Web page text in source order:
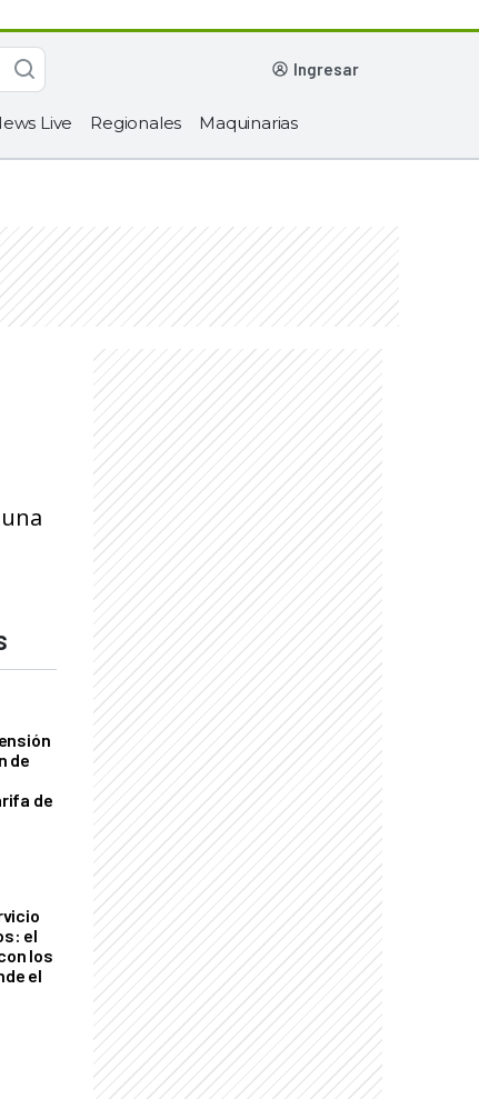
ingresar
Live Regionales Maquinarias
de
de
el
los
el